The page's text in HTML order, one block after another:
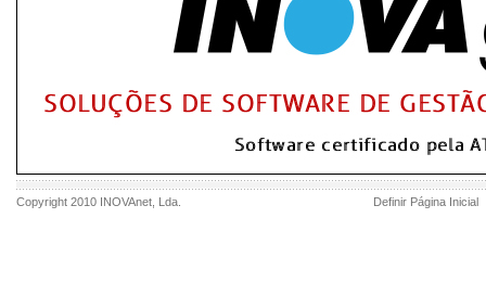
Copyright 2010 INOVAnet , Lda. Definir Página Inicial